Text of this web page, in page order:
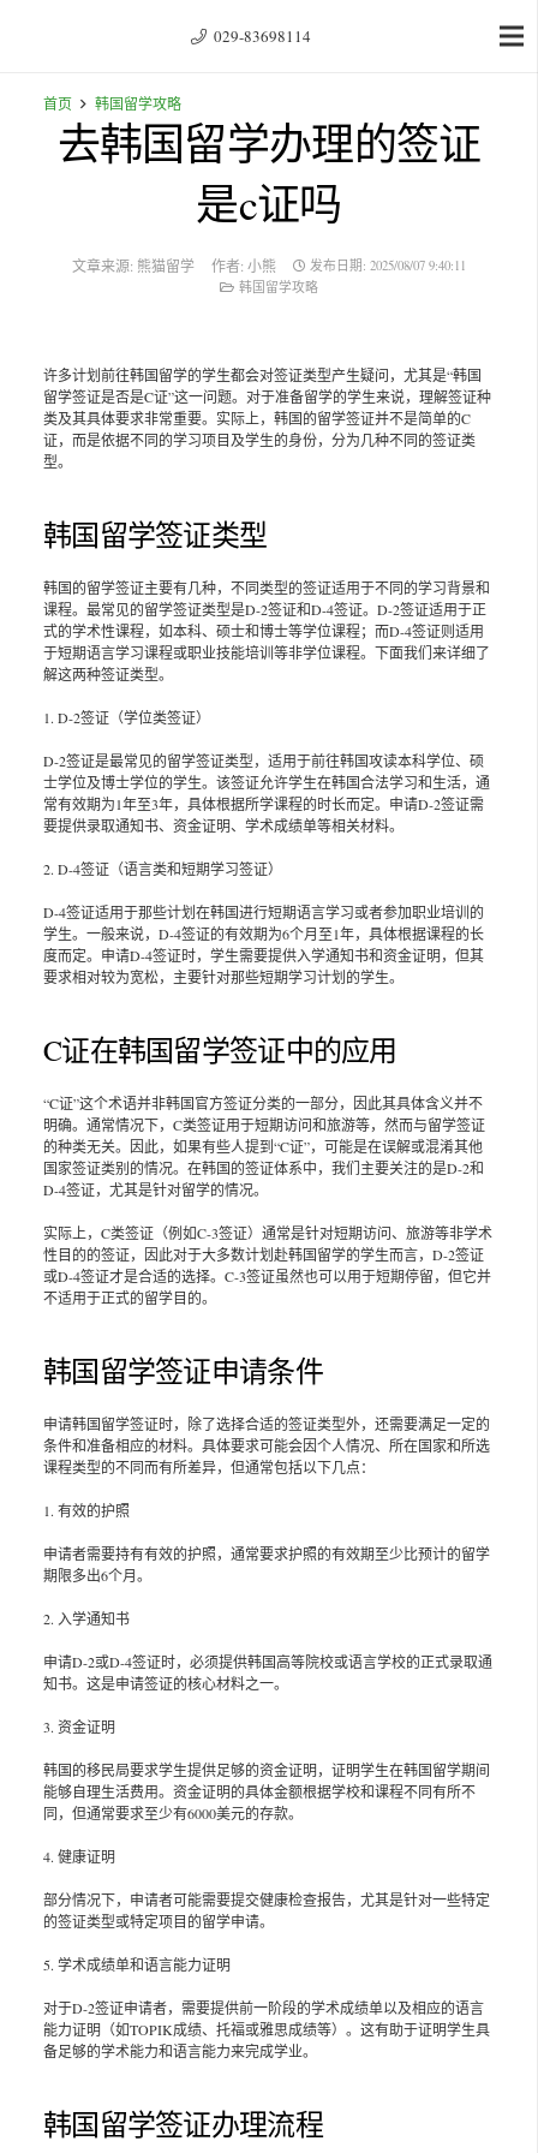
029-83698114
首页 韩国留学攻略
去韩国留学办理的签证
是c证吗
文章来源: 熊猫留学 作者: 小熊 发布日期:2025/08/07 9:40:11
韩国留学攻略
许多计划前往韩国留学的学生都会对签证类型产生疑问，尤其是“韩国
留学签证是否是C证”这一问题。对于准备留学的学生来说，理解签证种
类及其具体要求非常重要。实际上，韩国的留学签证并不是简单的C
证，而是依据不同的学习项目及学生的身份，分为几种不同的签证类
型。
韩国留学签证类型
韩国的留学签证主要有几种，不同类型的签证适用于不同的学习背景和
课程。最常见的留学签证类型是D-2签证和D-4签证。D-2签证适用于正
式的学术性课程，如本科、硕士和博士等学位课程；而D-4签证则适用
于短期语言学习课程或职业技能培训等非学位课程。下面我们来详细了
解这两种签证类型。
1. D-2签证（学位类签证）
D-2签证是最常见的留学签证类型，适用于前往韩国攻读本科学位、硕
士学位及博士学位的学生。该签证允许学生在韩国合法学习和生活，通
常有效期为1年至3年，具体根据所学课程的时长而定。申请D-2签证需
要提供录取通知书、资金证明、学术成绩单等相关材料。
2. D-4签证（语言类和短期学习签证）
D-4签证适用于那些计划在韩国进行短期语言学习或者参加职业培训的
学生。一般来说，D-4签证的有效期为6个月至1年，具体根据课程的长
度而定。申请D-4签证时，学生需要提供入学通知书和资金证明，但其
要求相对较为宽松，主要针对那些短期学习计划的学生。
C证在韩国留学签证中的应用
“C证”这个术语并非韩国官方签证分类的一部分，因此其具体含义并不
明确。通常情况下，C类签证用于短期访问和旅游等，然而与留学签证
的种类无关。因此，如果有些人提到“C证”，可能是在误解或混淆其他
国家签证类别的情况。在韩国的签证体系中，我们主要关注的是D-2和
D-4签证，尤其是针对留学的情况。
实际上，C类签证（例如C-3签证）通常是针对短期访问、旅游等非学术
性目的的签证，因此对于大多数计划赴韩国留学的学生而言，D-2签证
或D-4签证才是合适的选择。C-3签证虽然也可以用于短期停留，但它并
不适用于正式的留学目的。
韩国留学签证申请条件
申请韩国留学签证时，除了选择合适的签证类型外，还需要满足一定的
条件和准备相应的材料。具体要求可能会因个人情况、所在国家和所选
课程类型的不同而有所差异，但通常包括以下几点：
1. 有效的护照
申请者需要持有有效的护照，通常要求护照的有效期至少比预计的留学
期限多出6个月。
2. 入学通知书
申请D-2或D-4签证时，必须提供韩国高等院校或语言学校的正式录取通
知书。这是申请签证的核心材料之一。
3. 资金证明
韩国的移民局要求学生提供足够的资金证明，证明学生在韩国留学期间
能够自理生活费用。资金证明的具体金额根据学校和课程不同有所不
同，但通常要求至少有6000美元的存款。
4. 健康证明
部分情况下，申请者可能需要提交健康检查报告，尤其是针对一些特定
的签证类型或特定项目的留学申请。
5. 学术成绩单和语言能力证明
对于D-2签证申请者，需要提供前一阶段的学术成绩单以及相应的语言
能力证明（如TOPIK成绩、托福或雅思成绩等）。这有助于证明学生具
备足够的学术能力和语言能力来完成学业。
韩国留学签证办理流程